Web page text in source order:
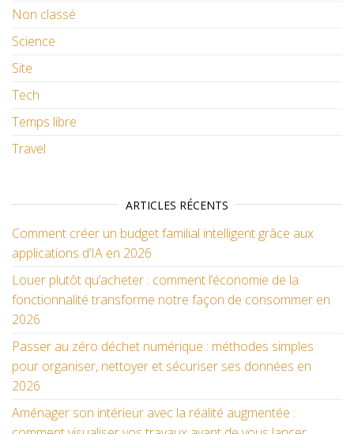
Non classé
Science
Site
Tech
Temps libre
Travel
ARTICLES RÉCENTS
Comment créer un budget familial intelligent grâce aux
applications d’IA en 2026
Louer plutôt qu’acheter : comment l’économie de la
fonctionnalité transforme notre façon de consommer en
2026
Passer au zéro déchet numérique : méthodes simples
pour organiser, nettoyer et sécuriser ses données en
2026
Aménager son intérieur avec la réalité augmentée :